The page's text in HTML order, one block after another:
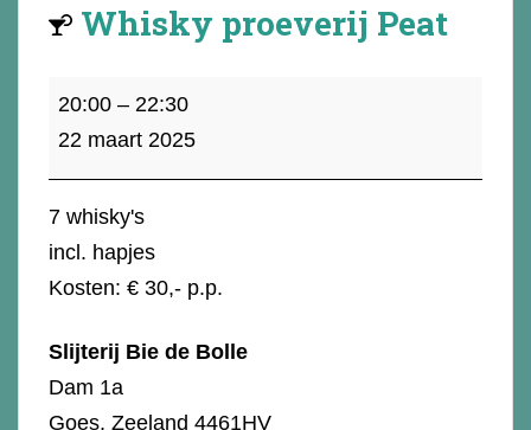
Whisky proeverij Peat
Whisky
proeverij
20:00 – 22:30
22 maart 2025
7 whisky's
incl. hapjes
Kosten: € 30,- p.p.
Slijterij Bie de Bolle
Dam 1a
Goes, Zeeland 4461HV